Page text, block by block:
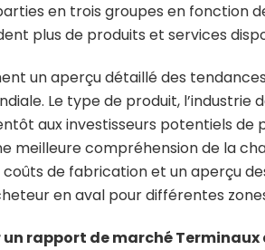
en trois groupes en fonction
plus de produits et services
un aperçu détaillé des
Le type de produit,
aux investisseurs potentiels de
meilleure compréhension de la
coûts de fabrication et un aperçu
en aval pour différentes
un rapport de marché